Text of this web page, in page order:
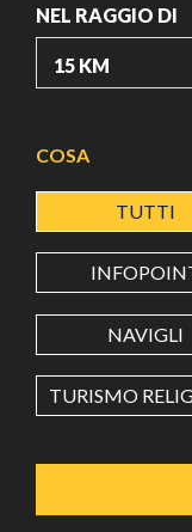
NEL RAGGIO DI
LATITUDINE
LONGITUDINE
Value in decimal
COSA
TUTTI
NAVIGLI
TURISMO